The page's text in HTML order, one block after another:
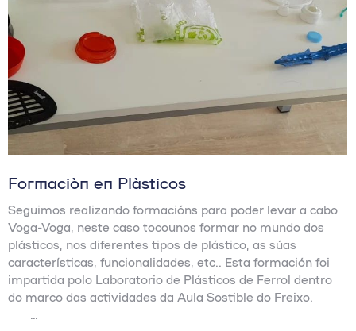
Formación en Plásticos
Seguimos realizando formacións para poder levar a cabo
Voga-Voga, neste caso tocounos formar no mundo dos
plásticos, nos diferentes tipos de plástico, as súas
características, funcionalidades, etc.. Esta formación foi
impartida polo Laboratorio de Plásticos de Ferrol dentro
do marco das actividades da Aula Sostible do Freixo.
…